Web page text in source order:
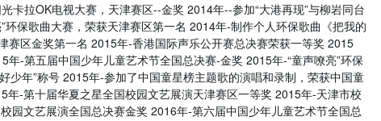
卡拉OK电视大赛，天津赛区--金奖 2014年--参加“大港再现”与柳岩同台
保歌曲大赛，荣获天津赛区第一名 2014年-制作个人环保歌曲《把我的
赛区金奖第一名 2015年-香港国际声乐公开赛总决赛荣获一等奖 2015
-第五届中国少年儿童艺术节全国总决赛-金奖 2015年-“童声嘹亮”环保
少年”称号 2015年-参加了中国童星榜主题歌的演唱和录制，荣获中国童
-第十届华夏之星全国校园文艺展演天津赛区一等奖 2015年-天津市校
园文艺展演全国总决赛金奖 2016年-第六届中国少年儿童艺术节全国总